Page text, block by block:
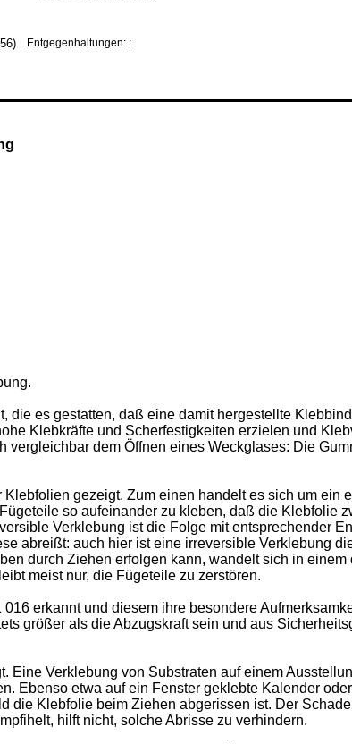
Entgegenhaltungen: :
es gestatten, daß eine damit hergestellte
Klebkräfte und Scherfestigkeiten erzielen und
dem Öffnen eines Weckglases: Die
gezeigt. Zum einen handelt es sich um ein
so aufeinander zu kleben, daß die Klebfolie
Verklebung ist die Folge mit entsprechender
abreißt: auch hier ist eine irreversible Verklebung
durch Ziehen erfolgen kann, wandelt sich in einem
meist nur, die Fügeteile zu zerstören.
erkannt und diesem ihre besondere
größer als die Abzugskraft sein und aus
Eine Verklebung von Substraten auf einem
Ebenso etwa auf ein Fenster geklebte Kalender
die Klebfolie beim Ziehen abgerissen ist. Der
hilft nicht, solche Abrisse zu verhindern.